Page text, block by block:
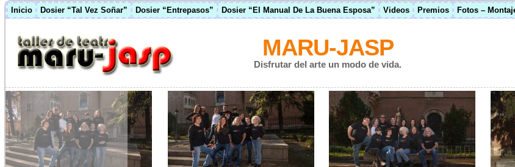
Inicio Dosier “Tal Vez Soñar” Dosier “Entrepasos” Dosier “El Manual De La Buena Esposa” Videos Premios Fotos –
MARU-JASP
Disfrutar del arte un modo de vida.